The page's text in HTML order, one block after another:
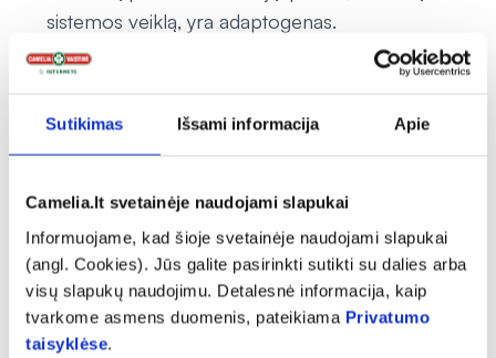
Sutikimas Išsami informacija Apie
Camelia.lt svetainėje naudojami slapukai
Informuojame, kad šioje svetainėje naudojami slapukai
(angl. Cookies). Jūs galite pasirinkti sutikti su dalies arba
visų slapukų naudojimu. Detalesnė informacija, kaip
tvarkome asmens duomenis, pateikiama Privatumo
taisyklėse.
sistemos veiklą, yra adaptogenas.
AZIJINĖS CENTELĖS padeda palaikyti normalią
DVISKIAUČIAI GINKMEDŽIAI padeda palaikyti
funkciją ir mažinti pavargimo jausmą ir nuovargį.
Vartojimas:rekomenduojama suaugusiems gerti po 1
buteliuką per dieną po valgio. Prieš vartojimą suplakti.
Vartojimo apribojimai: